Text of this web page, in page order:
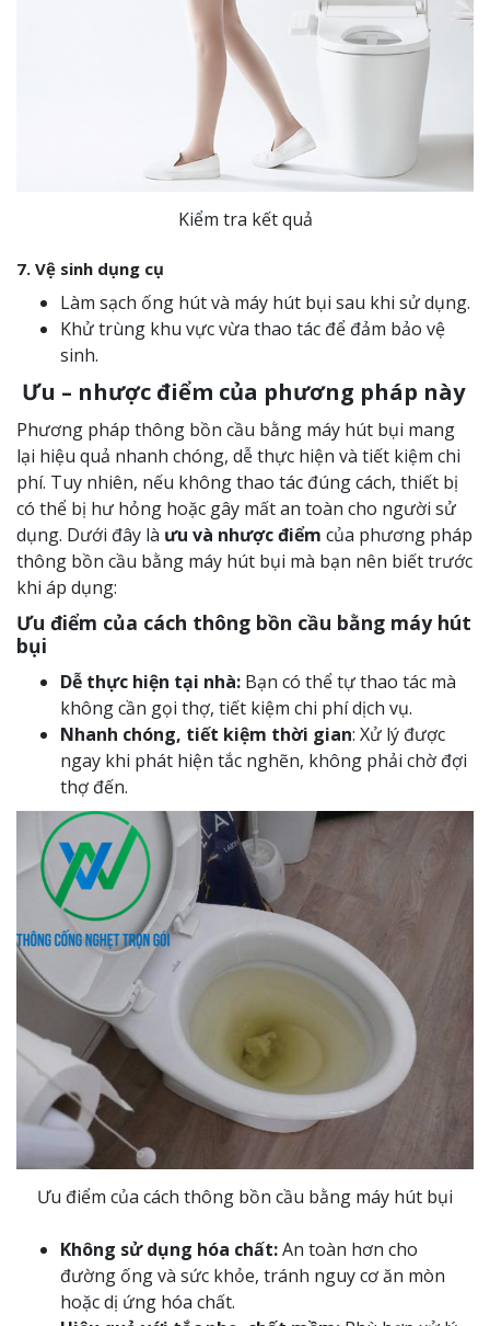
Kiểm tra kết quả
7. Vệ sinh dụng cụ
Làm sạch ống hút và máy hút bụi sau khi sử dụng.
Khử trùng khu vực vừa thao tác để đảm bảo vệ
sinh.
Ưu – nhược điểm của phương pháp này
Phương pháp thông bồn cầu bằng máy hút bụi mang
lại hiệu quả nhanh chóng, dễ thực hiện và tiết kiệm chi
phí. Tuy nhiên, nếu không thao tác đúng cách, thiết bị
có thể bị hư hỏng hoặc gây mất an toàn cho người sử
dụng. Dưới đây là ưu và nhược điểm của phương pháp
thông bồn cầu bằng máy hút bụi mà bạn nên biết trước
khi áp dụng:
Ưu điểm của cách thông bồn cầu bằng máy hút
bụi
Dễ thực hiện tại nhà: Bạn có thể tự thao tác mà
không cần gọi thợ, tiết kiệm chi phí dịch vụ.
Nhanh chóng, tiết kiệm thời gian: Xử lý được
ngay khi phát hiện tắc nghẽn, không phải chờ đợi
thợ đến.
Ưu điểm của cách thông bồn cầu bằng máy hút bụi
Không sử dụng hóa chất:An toàn hơn cho
đường ống và sức khỏe, tránh nguy cơ ăn mòn
hoặc dị ứng hóa chất.